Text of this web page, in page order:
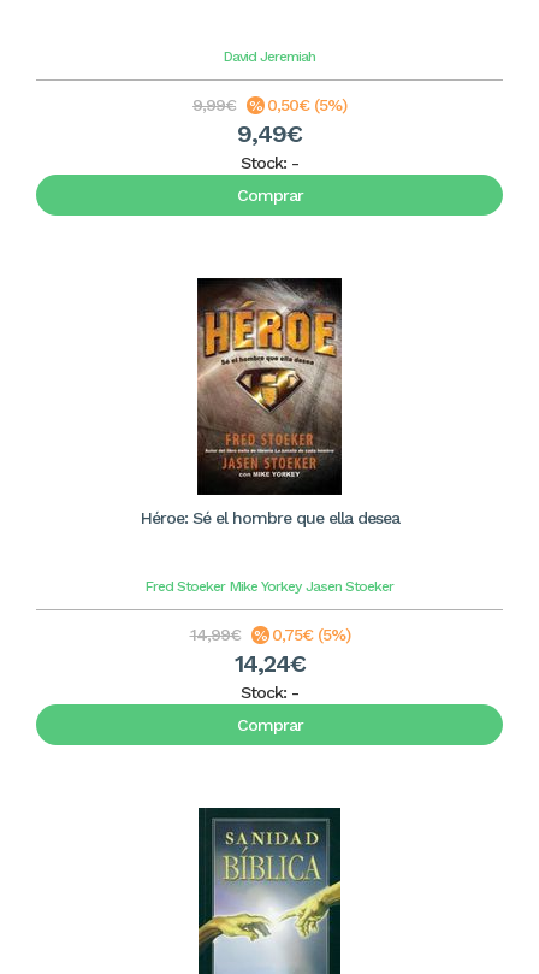
David Jeremiah
9,99€ 0,50€ (5%)
9,49€
Stock: -
Comprar
Héroe: Sé el hombre que ella desea
Fred Stoeker Mike Yorkey Jasen Stoeker
14,99€ 0,75€ (5%)
14,24€
Stock: -
Comprar